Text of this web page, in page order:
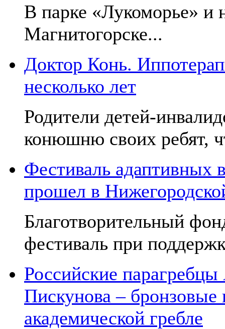
В парке «Лукоморье» и
Магнитогорске...
Доктор Конь.
несколько лет
Родители детей-
конюшню своих ребят,
Фестиваль адаптивных
прошел в
Благотворительный
фестиваль при
Российские
Пискунова –
академической гребле